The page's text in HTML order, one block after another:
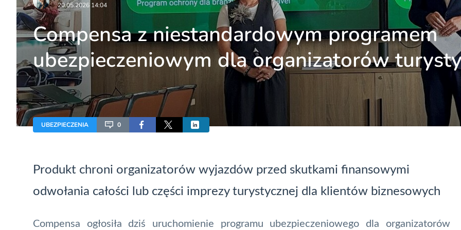
20.05.2026 14:04
Compensa z niestandardowym programem
ubezpieczeniowym dla organizatorów
UBEZPIECZENIA 0
Produkt chroni organizatorów wyjazdów przed skutkami finansowymi
odwołania całości lub części imprezy turystycznej dla klientów biznesowych
Compensa ogłosiła dziś uruchomienie programu ubezpieczeniowego dla organizatorów